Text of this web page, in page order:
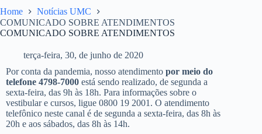
Home
Notícias UMC
COMUNICADO SOBRE ATENDIMENTOS
COMUNICADO SOBRE ATENDIMENTOS
terça-feira, 30, de junho de 2020
Por conta da pandemia, nosso atendimento por meio do
telefone 4798-7000 está sendo realizado, de segunda a
sexta-feira, das 9h às 18h. Para informações sobre o
vestibular e cursos, ligue 0800 19 2001. O atendimento
telefônico neste canal é de segunda a sexta-feira, das 8h às
20h e aos sábados, das 8h às 14h.